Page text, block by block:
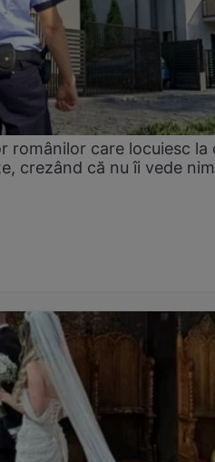
românilor care locuiesc la
crezând că nu îi vede